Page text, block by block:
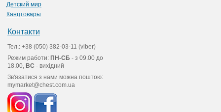
Детский мир
Канцтовары
Контакти
Тел.: +38 (050) 382-03-11 (viber)
Режим работи: ПН-СБ - з 09.00 до
18.00, ВС - вихідний
Зв'язатися з нами можна поштою:
mymarket@chest.com.ua